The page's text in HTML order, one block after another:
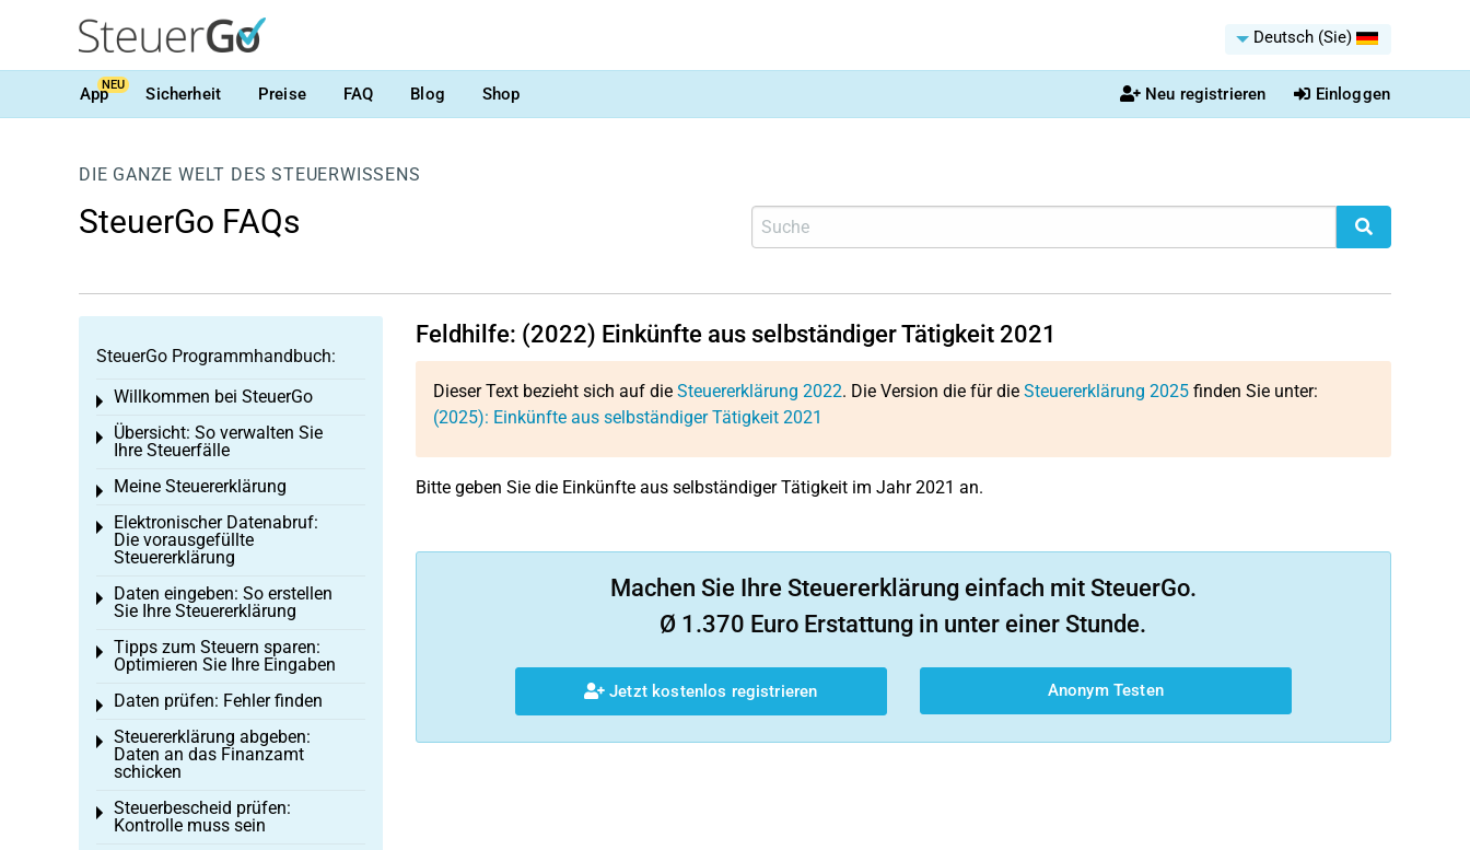
Deutsch (Sie)
AppNEU Sicherheit Preise FAQ Blog Shop Neu registrieren Einloggen
DIE GANZE WELT DES STEUERWISSENS
SteuerGo FAQs
Feldhilfe: (2022) Einkünfte aus selbständiger Tätigkeit 2021
Dieser Text bezieht sich auf die Steuererklärung 2022. Die Version die für die Steuererklärung 2025finden Sie unter:
(2025): Einkünfte aus selbständiger Tätigkeit 2021
Bitte geben Sie die Einkünfte aus selbständiger Tätigkeit im Jahr 2021 an.
Machen Sie Ihre Steuererklärung einfach mit SteuerGo.
Ø 1.370 Euro Erstattung in unter einer Stunde.
Jetzt kostenlos registrieren Anonym Testen
SteuerGo Programmhandbuch:
Willkommen bei SteuerGo
Toggle menu
Übersicht: So verwalten Sie
Ihre Steuerfälle
Toggle menu
Meine Steuererklärung
Toggle menu
Elektronischer Datenabruf:
Die vorausgefüllte
Steuererklärung
Toggle menu
Daten eingeben: So erstellen
Sie Ihre Steuererklärung
Toggle menu
Tipps zum Steuern sparen:
Optimieren Sie Ihre Eingaben
Toggle menu
Daten prüfen: Fehler finden
Toggle menu
Steuererklärung abgeben:
Daten an das Finanzamt
schicken
Toggle menu
Steuerbescheid prüfen:
Kontrolle muss sein
Toggle menu